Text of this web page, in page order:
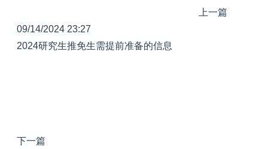
上一篇
09/14/2024 23:27
2024研究生推免生需提前准备的信息
下一篇